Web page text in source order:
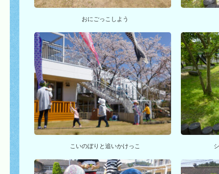
おにごっこしよう
こいのぼりと追いかけっこ